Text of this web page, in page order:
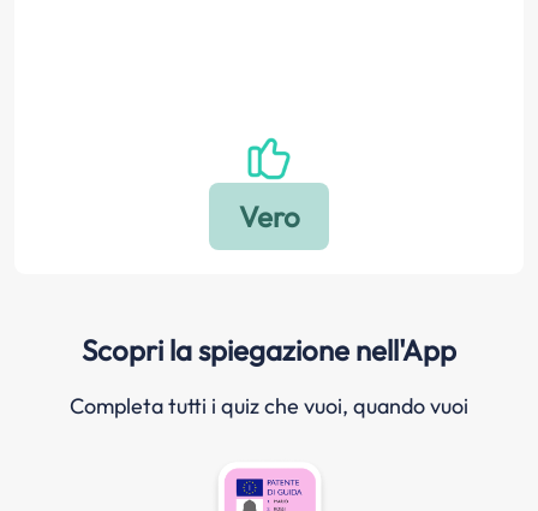
Scopri la spiegazione nell'App
Completa tutti i quiz che vuoi, quando vuoi